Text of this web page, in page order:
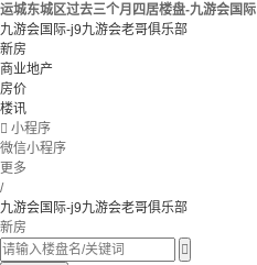
运城东城区过去三个月四居楼盘-九游会国际
九游会国际-j9九游会老哥俱乐部
新房
商业地产
房价
楼讯
 小程序
微信小程序
更多
/
九游会国际-j9九游会老哥俱乐部
新房
